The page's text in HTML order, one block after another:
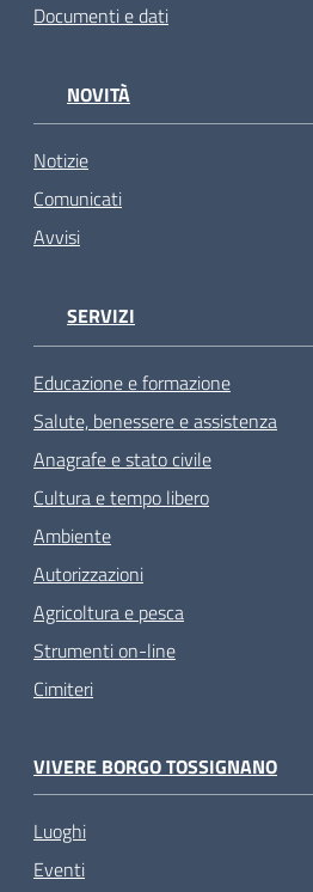
Documenti e dati
NOVITÀ
Notizie
Comunicati
Avvisi
SERVIZI
Educazione e formazione
Salute, benessere e assistenza
Anagrafe e stato civile
Cultura e tempo libero
Ambiente
Autorizzazioni
Agricoltura e pesca
Strumenti on-line
Cimiteri
VIVERE BORGO TOSSIGNANO
Luoghi
Eventi